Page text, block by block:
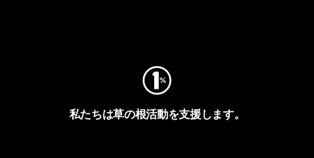
私たちは草の根活動を支援します。